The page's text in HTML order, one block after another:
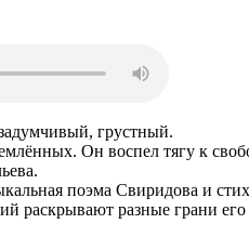
грустный.
Он воспел тягу к
поэма Свиридова и
раскрывают разные грани